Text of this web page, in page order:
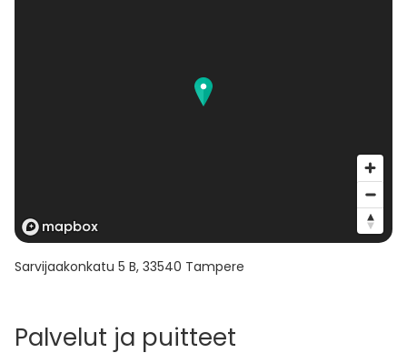
Sarvijaakonkatu 5 B, 33540 Tampere
Palvelut ja puitteet